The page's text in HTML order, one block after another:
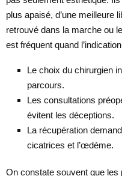
plus apaisé, d’une meilleure
retrouvé dans la marche ou
est fréquent quand
Le choix du chirurgien
parcours.
Les consultations
évitent les déceptions.
La récupération
cicatrices et l’œdème.
On constate souvent que